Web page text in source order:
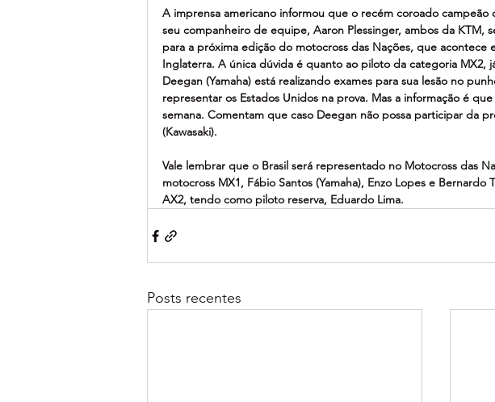
A imprensa americano informou que o recém coroado campeão
seu companheiro de equipe, Aaron Plessinger, ambos da KTM,
para a próxima edição do motocross das Nações, que acontece
Inglaterra. A única dúvida é quanto ao piloto da categoria MX2,
Deegan (Yamaha) está realizando exames para sua lesão no
representar os Estados Unidos na prova. Mas a informação é
semana. Comentam que caso Deegan não possa participar da
(Kawasaki).
Vale lembrar que o Brasil será representado no Motocross das
motocross MX1, Fábio Santos (Yamaha), Enzo Lopes e
AX2, tendo como piloto reserva, Eduardo Lima.
Posts recentes